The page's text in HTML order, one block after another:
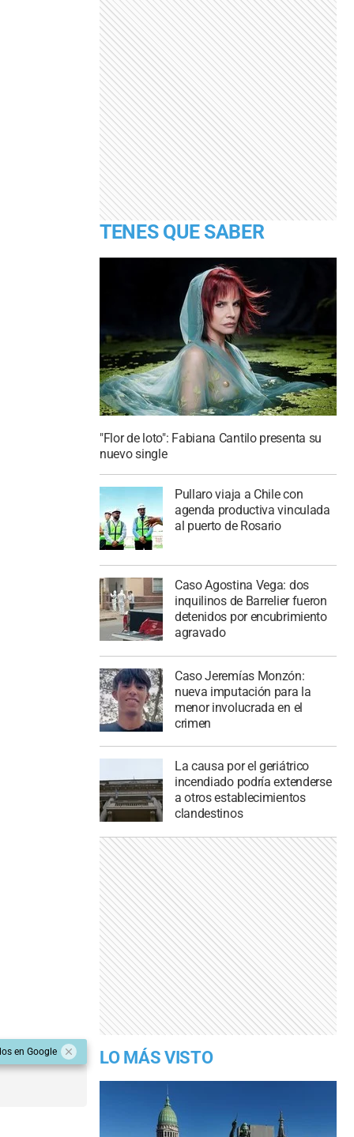
en Google
TENES QUE SABER
"Flor de loto": Fabiana Cantilo presenta su
nuevo single
Pullaro viaja a Chile con
agenda productiva vinculada
al puerto de Rosario
Caso Agostina Vega: dos
inquilinos de Barrelier fueron
detenidos por encubrimiento
agravado
Caso Jeremías Monzón:
nueva imputación para la
menor involucrada en el
crimen
La causa por el geriátrico
incendiado podría extenderse
a otros establecimientos
clandestinos
LO MÁS VISTO